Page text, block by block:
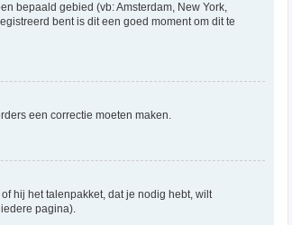
bepaald gebied (vb: Amsterdam, New York,
bent is dit een goed moment om dit te
een correctie moeten maken.
hij het talenpakket, dat je nodig hebt, wilt
pagina).